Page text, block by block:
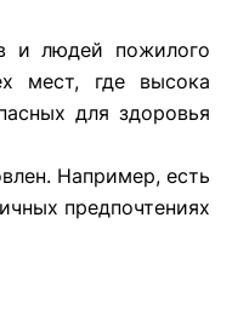
и людей пожилого
мест, где высока
для здоровья
Например, есть
предпочтениях